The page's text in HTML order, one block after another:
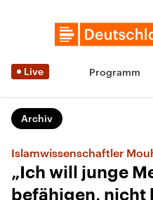
Live Programm
Archiv
Islamwissenschaftler
„Ich will junge
befähigen, nicht